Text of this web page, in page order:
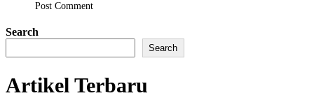
Post Comment
Search
Search
Artikel Terbaru